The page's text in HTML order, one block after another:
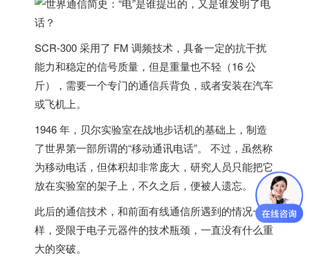
SCR-300 采用了 FM 调频技术，具备一定的抗干扰
能力和稳定的信号质量，但是重量也不轻（16 公
斤），需要一个专门的通信兵背负，或者安装在汽车
或飞机上。
1946 年，贝尔实验室在战地步话机的基础上，制造
了世界第一部所谓的“移动通讯电话”。 不过，虽然称
为移动电话，但体积却非常庞大，研究人员只能把它
放在实验室的架子上，不久之后，便被人遗忘。
此后的通信技术，和前面有线通信所遇到的情况一
样，受限于电子元器件的技术瓶颈，一直没有什么重
大的突破。